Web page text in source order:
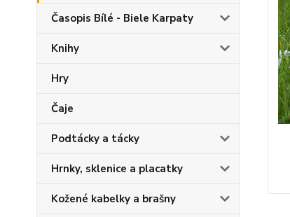
Časopis Bílé - Biele Karpaty
Knihy
Hry
Čaje
Podtácky a tácky
Hrnky, sklenice a placatky
Kožené kabelky a brašny